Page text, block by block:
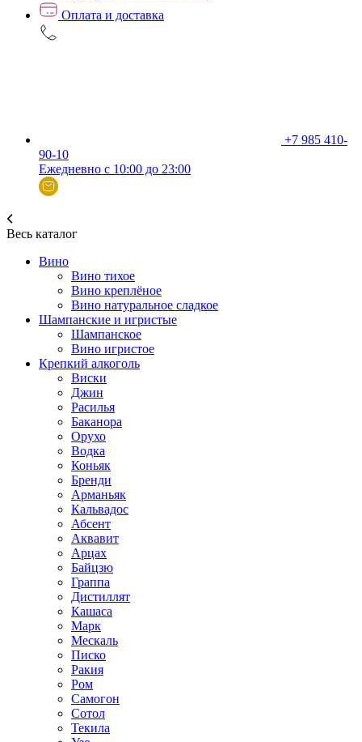
Оплата и доставка
+7 985 410-
90-10
Ежедневно с 10:00 до 23:00
Весь каталог
Вино
Вино тихое
Вино креплёное
Вино натуральное сладкое
Шампанские и игристые
Шампанское
Вино игристое
Крепкий алкоголь
Виски
Джин
Расилья
Баканора
Орухо
Водка
Коньяк
Бренди
Арманьяк
Кальвадос
Абсент
Аквавит
Арцах
Байцзю
Граппа
Дистиллят
Кашаса
Марк
Мескаль
Писко
Ракия
Ром
Самогон
Сотол
Текила